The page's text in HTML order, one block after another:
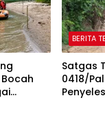
BERITA
Satgas
0418/